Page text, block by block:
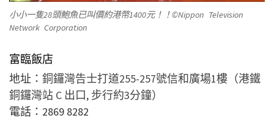
小小一隻28頭鮑魚已叫價約港幣1400元！！©Nippon Television
Network Corporation
富臨飯店
地址： 銅鑼灣告士打道255-257號信和廣場1樓（港鐵
銅鑼灣站 C 出口, 步行約3分鐘）
電話：2869 8282